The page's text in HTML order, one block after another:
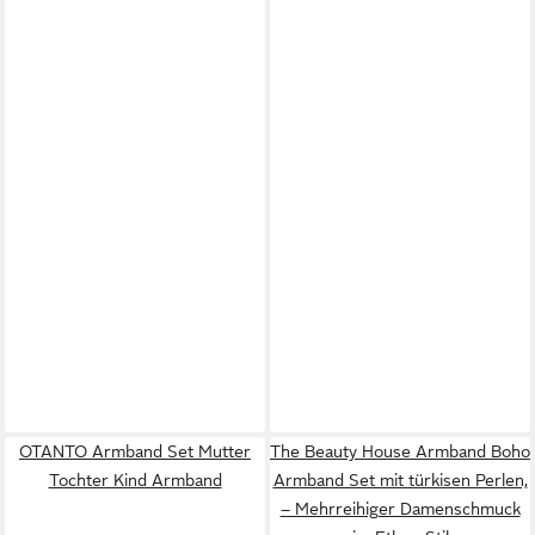
OTANTO Armband Set Mutter
Tochter Kind Armband
The Beauty House Armband Boho
Armband Set mit türkisen Perlen,
– Mehrreihiger Damenschmuck